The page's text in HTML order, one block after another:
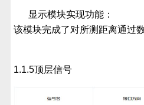
显示模块实现功能：
该模块完成了对所测距离通过
1.1.5顶层信号